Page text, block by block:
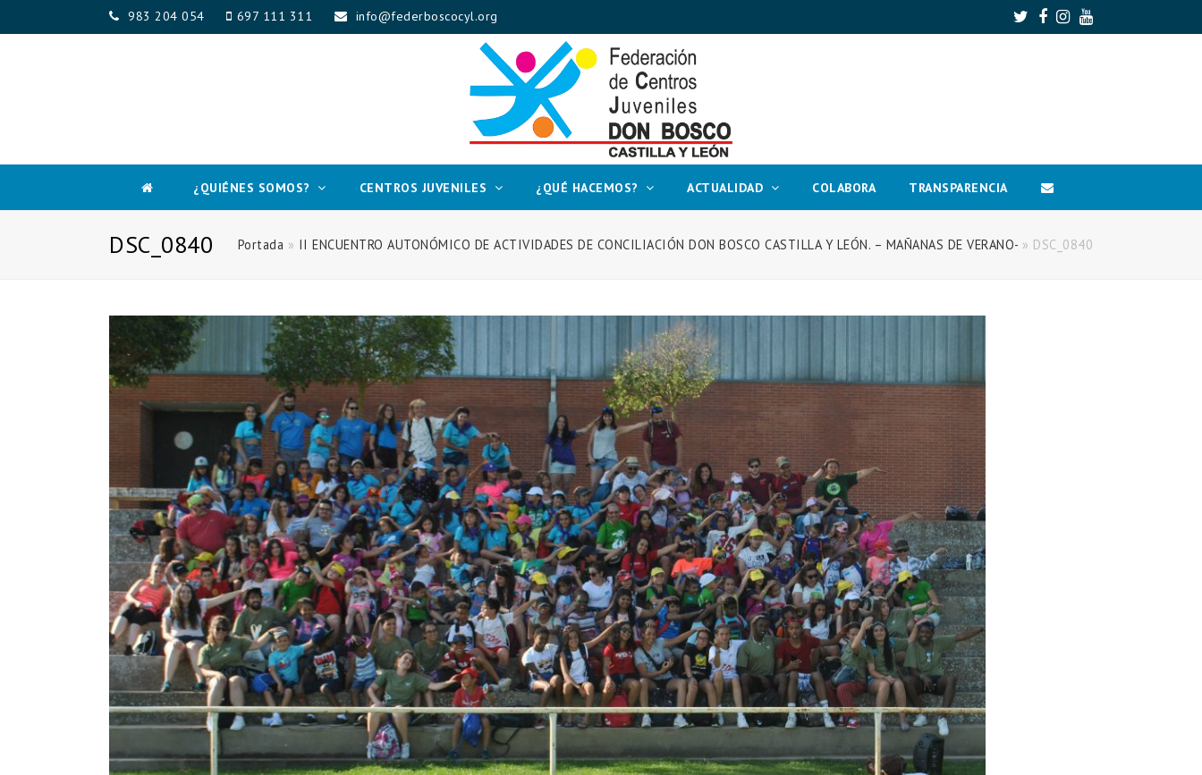
983 204 054 697 111 311 info@federboscocyl.org Twitter
Facebook
Instagram
Youtube
¿QUIÉNES SOMOS? CENTROS JUVENILES ¿QUÉ HACEMOS? ACTUALIDAD COLABORA TRANSPARENCIA
DSC_0840 Portada » II ENCUENTRO AUTONÓMICO DE ACTIVIDADES DE CONCILIACIÓN DON BOSCO CASTILLA Y LEÓN. – MAÑANAS DE VERANO- » DSC_0840